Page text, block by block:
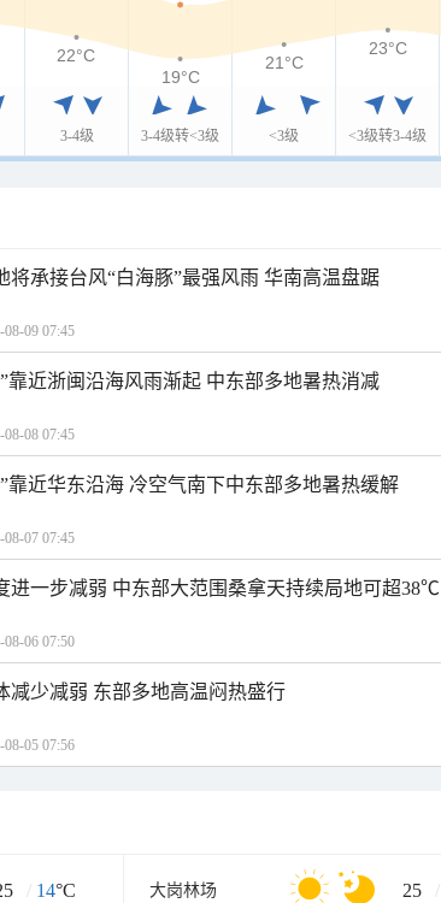
3-4级 3-4级转<3级 <3级 <3级转3-4级
22°C
19°C
21°C
23°C
将承接台风“白海豚”最强风雨 华南高温盘踞
09 07:45
靠近浙闽沿海风雨渐起 中东部多地暑热消减
08 07:45
靠近华东沿海 冷空气南下中东部多地暑热缓解
07 07:45
进一步减弱 中东部大范围桑拿天持续局地可超38℃
06 07:50
减少减弱 东部多地高温闷热盛行
05 07:56
/ 14°C 大岗林场 25 /